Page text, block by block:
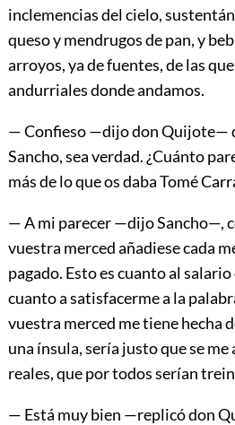
inclemencias del cielo,
queso y mendrugos de pan, y
arroyos, ya de fuentes, de las
andurriales donde andamos.
— Confieso —dijo don Quijote—
Sancho, sea verdad. ¿Cuánto
más de lo que os daba Tomé
— A mi parecer —dijo Sancho—,
vuestra merced añadiese cada
pagado. Esto es cuanto al
cuanto a satisfacerme a la
vuestra merced me tiene hecha
una ínsula, sería justo que se
reales, que por todos serían
— Está muy bien —replicó don